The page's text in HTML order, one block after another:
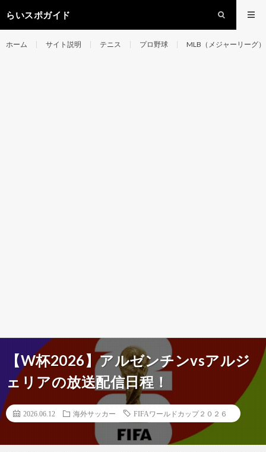
らいスポガイド
ホーム サイト説明 テニス プロ野球 MLB（メジャーリーグ）
【W杯2026】アルゼンチンvsアルジ
ェリアの放送配信日程！
2026.06.12 海外サッカー FIFAワールドカップ２０２６